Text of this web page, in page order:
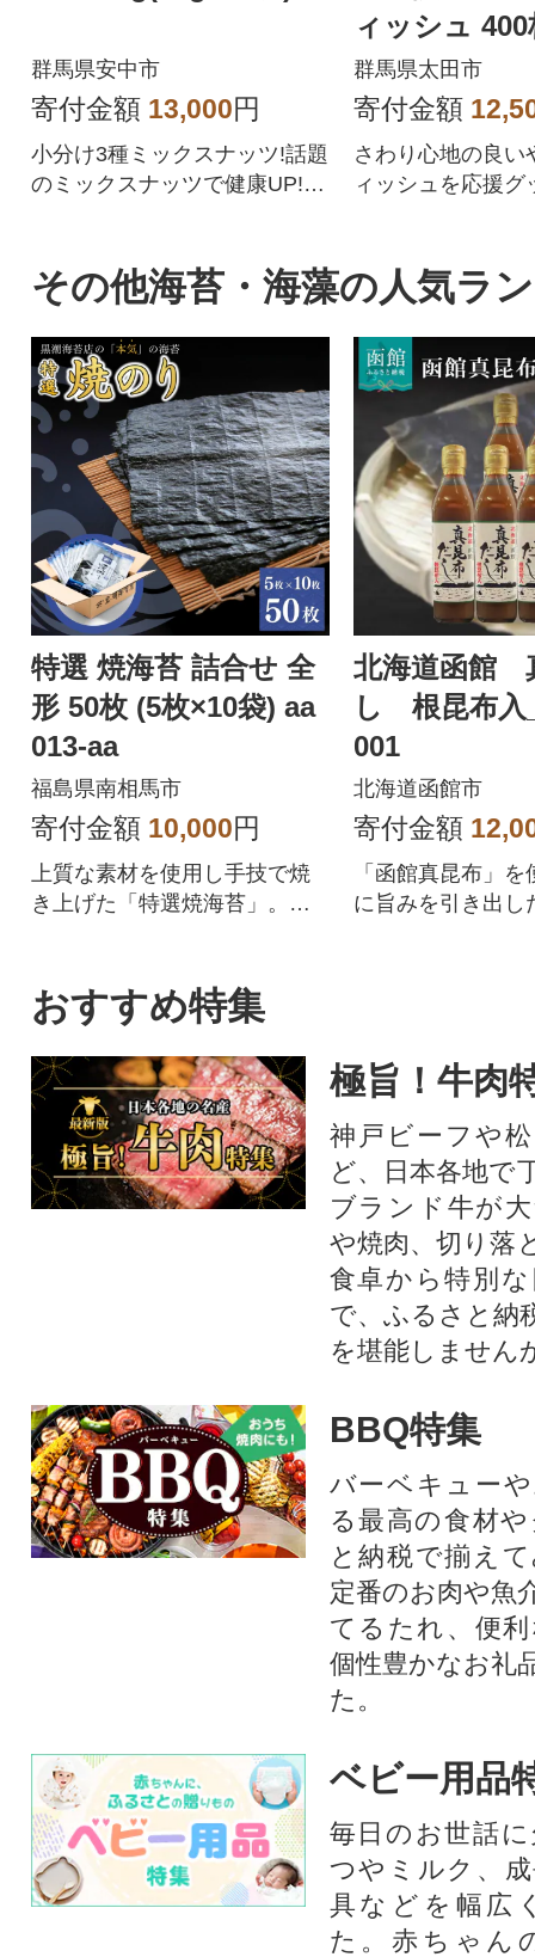
群馬県安中市
寄付金額 13,000円
小分け3種ミックスナッツ!話題
のミックスナッツで健康UP!持
ィッシュ
×60パック
群馬県太田市
寄付金額
さわり心地の良い
ィッシュを応援グ
その他海苔・海藻の人気ラ
特選 焼海苔 詰合せ 全
形 50枚 (5枚×10袋) aa
013-aa
福島県南相馬市
寄付金額 10,000円
上質な素材を使用し手技で焼
き上げた「特選焼海苔」。香
北海道函館
し 根昆布入
001
北海道函館市
寄付金額
「函館真昆布」
に旨みを引き出し
おすすめ特集
極旨！牛肉
神戸ビーフや
ど、日本各地で
ブランド牛が
や焼肉、切り落
食卓から特別
で、ふるさと納
を堪能しません
BBQ特集
バーベキュー
る最高の食材
と納税で揃え
定番のお肉や魚
てるたれ、便
個性豊かなお礼
た。
ベビー用品
毎日のお世話
つやミルク、
具などを幅広
た。赤ちゃん